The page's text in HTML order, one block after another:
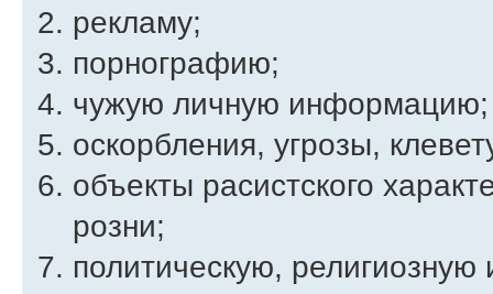
рекламу;
порнографию;
чужую личную информацию;
оскорбления, угрозы,
объекты расистского
розни;
политическую, религиозную